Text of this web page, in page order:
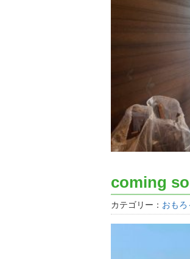
coming
カテゴリー： おもろ